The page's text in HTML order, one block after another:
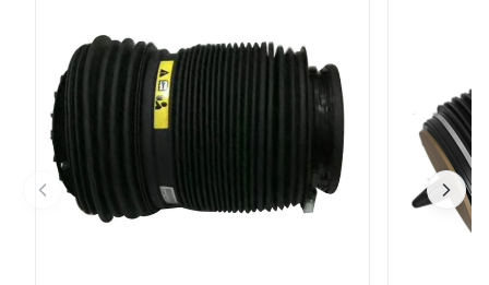
の3 -5日間速い配達5. 12か月の保証と良質 配達 参照のた
めの主要な船積みの方法そして受渡し時間 明白によって
3 - 5日 明白によって取り除かれる習慣 空気によって 5 -
12日 あなたまたはあなたの代理人が取り除く習慣 列車で
12 - 25日 あなたまたはあなたの代理人が取り除く...